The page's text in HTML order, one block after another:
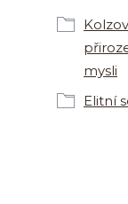
mysli
Elitní